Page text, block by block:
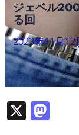
ジェベル
る回
2023年11月12
X